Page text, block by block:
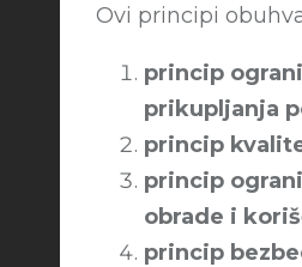
Ovi principi
princip
prikupljanja
princip
princip
obrade i
princip